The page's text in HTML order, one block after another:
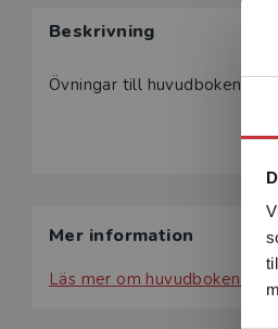
Beskrivning
Övningar till huvudboken
Mer information
Läs mer om huvudboken